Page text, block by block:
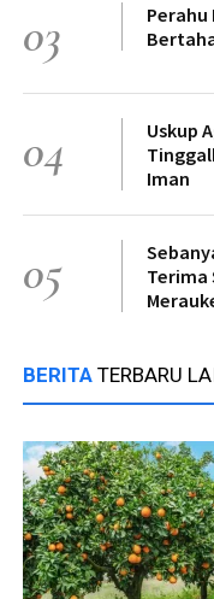
03
Perahu
04
Uskup
Iman
05
Terima
BERITA TERBARU